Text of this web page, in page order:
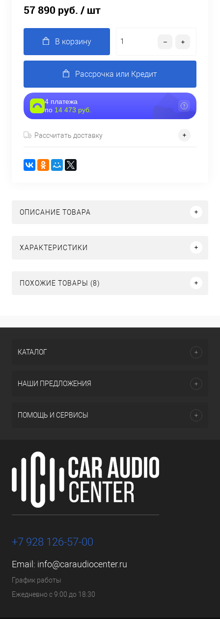
57 890 руб. / шт
В корзину
Рассрочка или Кредит
4 платежа
по 14 473 руб.
Рассчитать доставку
ОПИСАНИЕ ТОВАРА
ХАРАКТЕРИСТИКИ
ПОХОЖИЕ ТОВАРЫ (8)
КАТАЛОГ
НАШИ ПРЕДЛОЖЕНИЯ
ПОМОЩЬ И СЕРВИСЫ
+7 928 126-57-00
Email: info@caraudiocenter.ru
График работы
Ежедневно с 9:00 до 18:30